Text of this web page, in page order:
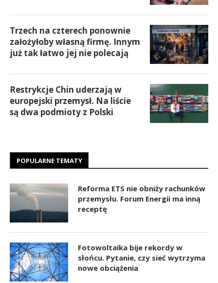
Trzech na czterech ponownie
założyłoby własną firmę. Innym
już tak łatwo jej nie polecają
Restrykcje Chin uderzają w
europejski przemysł. Na liście
są dwa podmioty z Polski
POPULARNE TEMATY
Reforma ETS nie obniży rachunków
przemysłu. Forum Energii ma inną
receptę
Fotowoltaika bije rekordy w
słońcu. Pytanie, czy sieć wytrzyma
nowe obciążenia